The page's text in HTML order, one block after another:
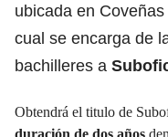
ubicada en
cual se encarga de
bachilleres a
Obtendrá el titulo de
duración de dos años